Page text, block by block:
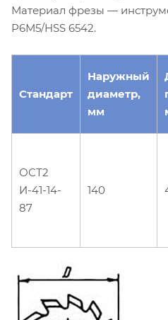
Материал фрезы —
Р6М5/HSS 6542.
Стандарт
Наружный
диаметр,
мм
ОСТ2
И-41-14-
87
140